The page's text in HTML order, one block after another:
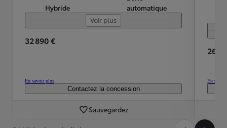
Hybride
automatique
Voir plus
32 890 €
En savoir plus
Contactez la concession
Sauvegardez
26
En